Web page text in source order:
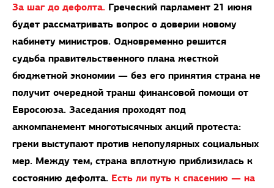
За шаг до дефолта. Греческий парламент 21 июня
будет рассматривать вопрос о доверии новому
кабинету министров. Одновременно решится
судьба правительственного плана жесткой
бюджетной экономии — без его принятия страна не
получит очередной транш финансовой помощи от
Евросоюза. Заседания проходят под
аккомпанемент многотысячных акций протеста:
греки выступают против непопулярных социальных
мер. Между тем, страна вплотную приблизилась к
состоянию дефолта. Есть ли путь к спасению — на